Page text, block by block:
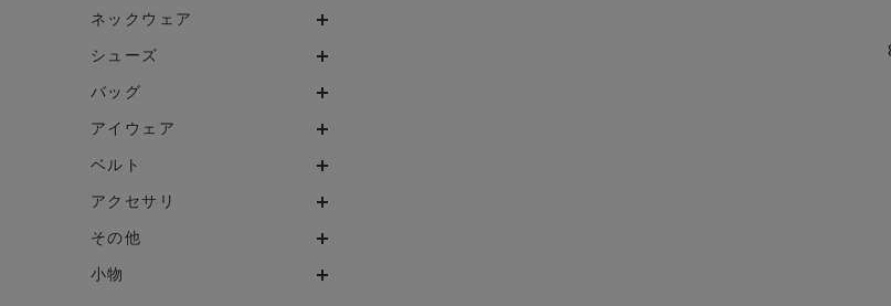
ネックウェア
シューズ
バッグ
アイウェア
ベルト
アクセサリ
その他
小物